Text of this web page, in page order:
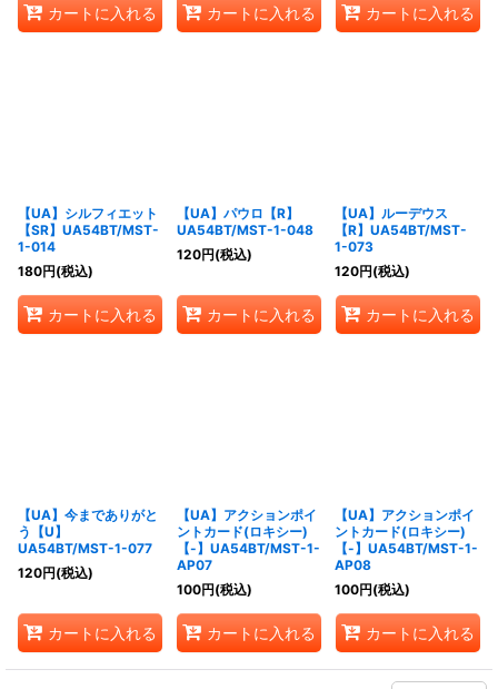
カートに入れる カートに入れる カートに入れる
【UA】シルフィエット
【SR】UA54BT/MST-
1-014
180円(税込)
カートに入れる
【UA】パウロ【R】
UA54BT/MST-1-048
120円(税込)
カートに入れる
【UA】ルーデウス
【R】UA54BT/MST-
1-073
120円(税込)
カートに入れる
【UA】今までありがと
う【U】
UA54BT/MST-1-077
120円(税込)
カートに入れる
【UA】アクションポイ
ントカード(ロキシー)
【-】UA54BT/MST-1-
AP07
100円(税込)
カートに入れる
【UA】アクションポイ
ントカード(ロキシー)
【-】UA54BT/MST-1-
AP08
100円(税込)
カートに入れる